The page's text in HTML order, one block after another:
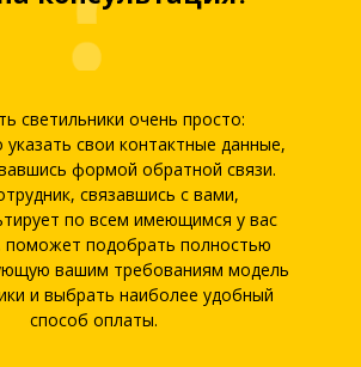
светильники очень просто:
свои контактные данные,
формой обратной связи.
связавшись с вами,
по всем имеющимся у вас
поможет подобрать полностью
вашим требованиям модель
и выбрать наиболее удобный
способ оплаты.